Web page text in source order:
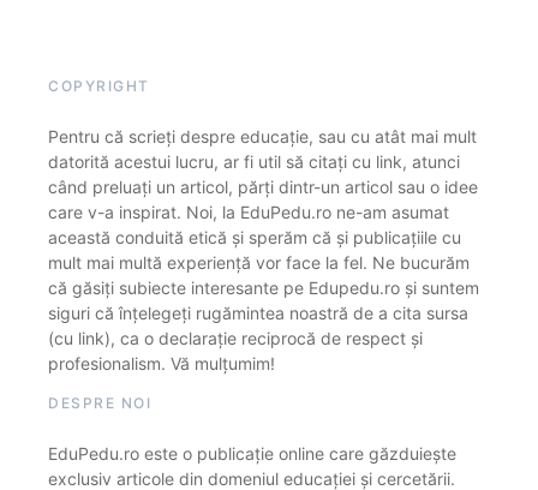
COPYRIGHT
Pentru că scrieți despre educație, sau cu atât mai mult
datorită acestui lucru, ar fi util să citați cu link, atunci
când preluați un articol, părți dintr-un articol sau o idee
care v-a inspirat. Noi, la EduPedu.ro ne-am asumat
această conduită etică și sperăm că și publicațiile cu
mult mai multă experiență vor face la fel. Ne bucurăm
că găsiți subiecte interesante pe Edupedu.ro și suntem
siguri că înțelegeți rugămintea noastră de a cita sursa
(cu link), ca o declarație reciprocă de respect și
profesionalism. Vă mulțumim!
DESPRE NOI
EduPedu.ro este o publicație online care găzduiește
exclusiv articole din domeniul educației și cercetării.